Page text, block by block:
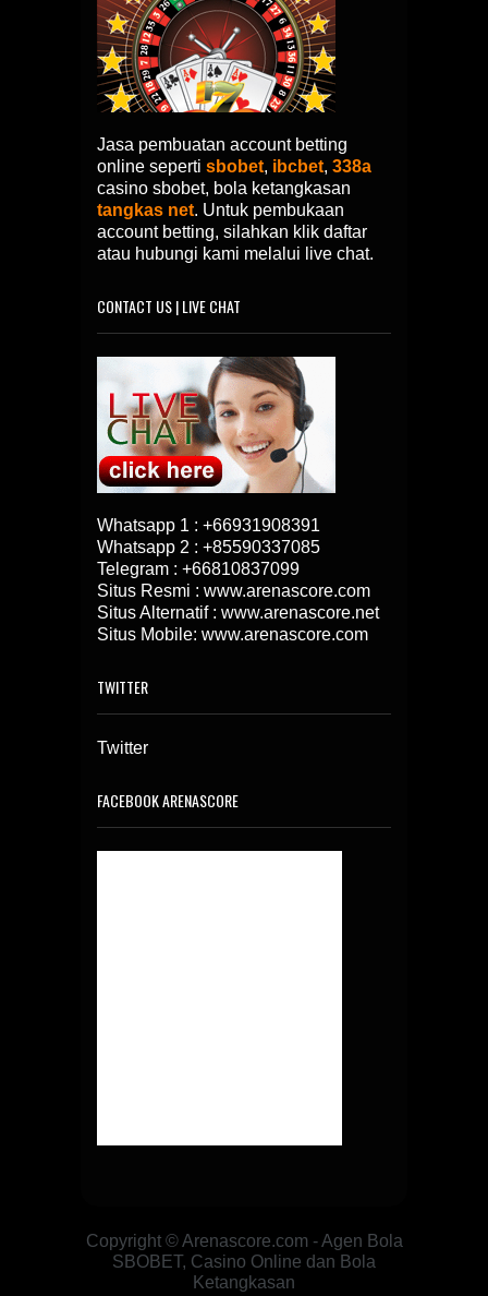
Jasa pembuatan account betting
online seperti sbobet, ibcbet, 338a
casino sbobet, bola ketangkasan
tangkas net. Untuk pembukaan
account betting, silahkan klik daftar
atau hubungi kami melalui live chat.
CONTACT US | LIVE CHAT
Whatsapp 1 : +66931908391
Whatsapp 2 : +85590337085
Telegram : +66810837099
Situs Resmi : www.arenascore.com
Situs Alternatif : www.arenascore.net
Situs Mobile: www.arenascore.com
TWITTER
Twitter
FACEBOOK ARENASCORE
Copyright © Arenascore.com - Agen Bola
SBOBET, Casino Online dan Bola
Ketangkasan